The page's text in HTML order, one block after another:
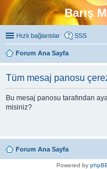
Barış
Hızlı bağlantılar SSS
Forum Ana Sayfa
Tüm mesaj panosu
Bu mesaj panosu tarafından
misiniz?
Forum Ana Sayfa
Powered by